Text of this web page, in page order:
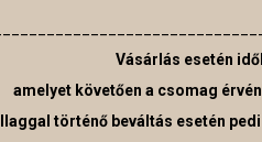
Vásárlás esetén
amelyet követően a csomag
történő beváltás esetén